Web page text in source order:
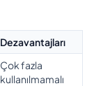
Dezavantajları
Çok fazla
kullanılmamalı